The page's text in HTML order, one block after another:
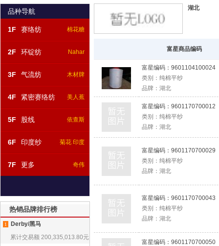
品种导航
1F 赛络纺 棉花糖
2F 环锭纺 Nahar
3F 气流纺 木材牌
4F 紧密赛络纺 美人蕉
5F 股线 依查斯
6F 印度纱 菊花 印度
7F 更多 奇伟
热销品牌排行榜
1
Derby/黑马
累计交易额 200,335,013.80元
湖北
富星商品编码
富星编码： 9601104100024
类别： 纯棉平纱
品牌： 湖北
富星编码： 9601170700012
类别： 纯棉平纱
品牌： 湖北
富星编码： 9601170700029
类别： 纯棉平纱
品牌： 湖北
富星编码： 9601170700043
类别： 纯棉平纱
品牌： 湖北
富星编码： 9601170700050